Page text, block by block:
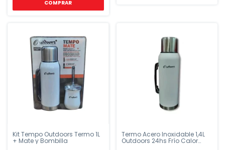
Kit Tempo Outdoors Termo 1L
+ Mate y Bombilla
Termo Acero Inoxidable 1,4L
Outdoors 24hs Frío Calor